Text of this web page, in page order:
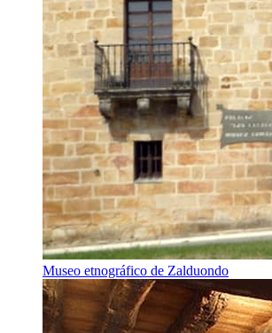
Museo etnográfico de Zalduondo